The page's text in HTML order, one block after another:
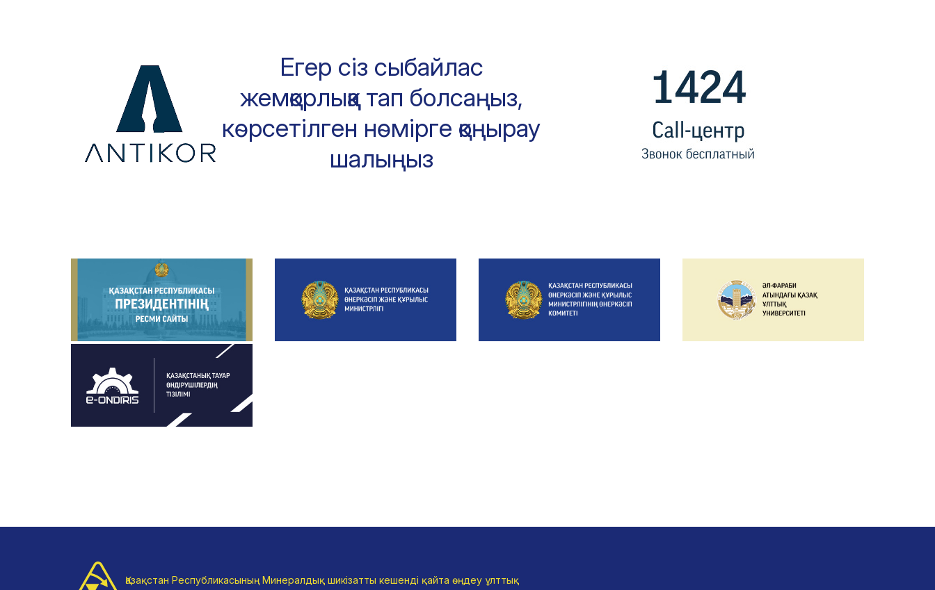
Егер сіз сыбайлас
жемқорлыққа тап болсаңыз,
көрсетілген нөмірге қоңырау
шалыңыз
Қазақстан Республикасының Минералдық шикізатты кешенді қайта өңдеу ұлттық